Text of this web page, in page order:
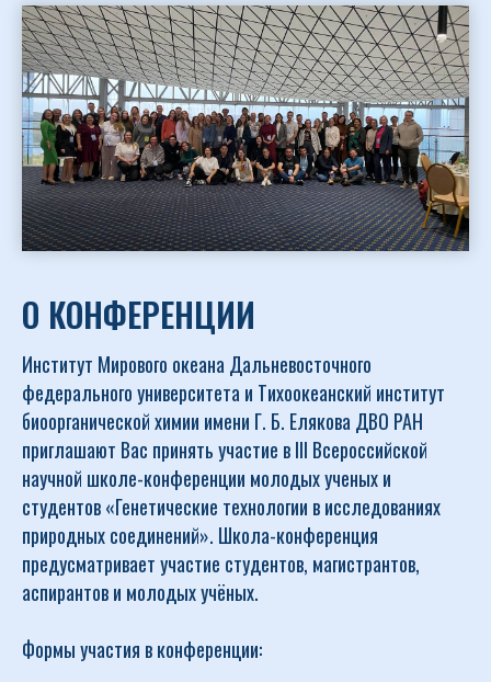
О КОНФЕРЕНЦИИ
Институт Мирового океана Дальневосточного
федерального университета и Тихоокеанский институт
биоорганической химии имени Г. Б. Елякова ДВО РАН
приглашают Вас принять участие в III Всероссийской
научной школе-конференции молодых ученых и
студентов «Генетические технологии в исследованиях
природных соединений». Школа-конференция
предусматривает участие студентов, магистрантов,
аспирантов и молодых учёных.
Формы участия в конференции: